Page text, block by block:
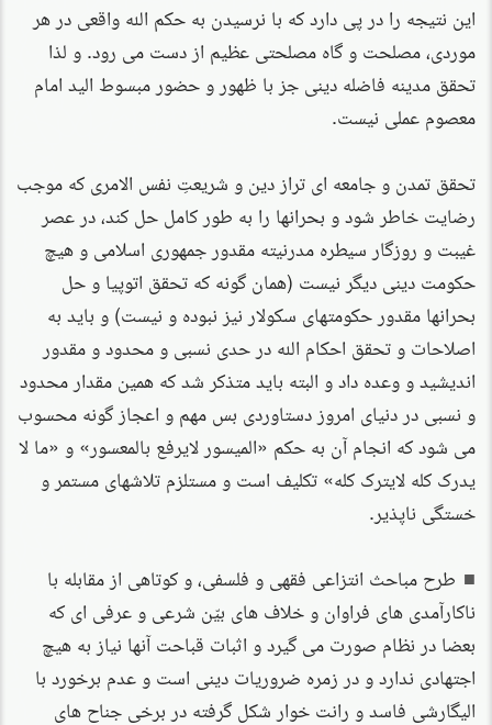
این نتیجه را در پی دارد که با نرسیدن به حکم الله واقعی در هر
موردی، مصلحت و گاه مصلحتی عظیم از دست می رود. و لذا
تحقق مدینه فاضله دینی جز با ظهور و حضور مبسوط الید امام
معصوم عملی نیست.
تحقق تمدن و جامعه ای تراز دین و شریعتِ نفس الامری که موجب
رضایت خاطر شود و بحرانها را به طور کامل حل کند، در عصر
غیبت و روزگار سیطره مدرنیته مقدور جمهوری اسلامی و هیچ
حکومت دینی دیگر نیست (همان گونه که تحقق اتوپیا و حل
بحرانها مقدور حکومتهای سکولار نیز نبوده و نیست) و باید به
اصلاحات و تحقق احکام الله در حدی نسبی و محدود و مقدور
اندیشید و وعده داد و البته باید متذکر شد که همین مقدار محدود
و نسبی در دنیای امروز دستاوردی بس مهم و اعجاز گونه محسوب
می شود که انجام آن به حکم «المیسور لایرفع بالمعسور» و «ما لا
یدرک کله لایترک کله» تکلیف است و مستلزم تلاشهای مستمر و
خستگی ناپذیر.
طرح مباحث انتزاعی فقهی و فلسفی، و کوتاهی از مقابله با
ناکارآمدی های فراوان و خلاف های بیّن شرعی و عرفی ای که
بعضا در نظام صورت می گیرد و اثبات قباحت آنها نیاز به هیچ
اجتهادی ندارد و در زمره ضروریات دینی است و عدم برخورد با
الیگارشی فاسد و رانت خوار شکل گرفته در برخی جناح های